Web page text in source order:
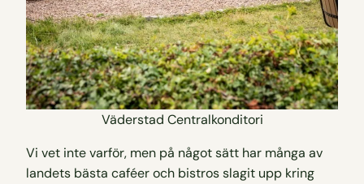
Väderstad Centralkonditori
Vi vet inte varför, men på något sätt har många av
landets bästa caféer och bistros slagit upp kring